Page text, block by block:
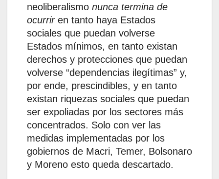
neoliberalismo nunca termina de
ocurriren tanto haya Estados
sociales que puedan volverse
Estados mínimos, en tanto existan
derechos y protecciones que puedan
volverse “dependencias ilegítimas” y,
por ende, prescindibles, y en tanto
existan riquezas sociales que puedan
ser expoliadas por los sectores más
concentrados. Solo con ver las
medidas implementadas por los
gobiernos de Macri, Temer, Bolsonaro
y Moreno esto queda descartado.